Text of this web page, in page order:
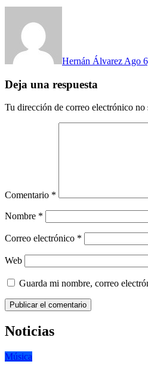
Hernán Álvarez Ago
Deja una respuesta
Tu dirección de correo electrónico no
Comentario *
Nombre *
Correo electrónico *
Web
Guarda mi nombre, correo
Noticias
Música